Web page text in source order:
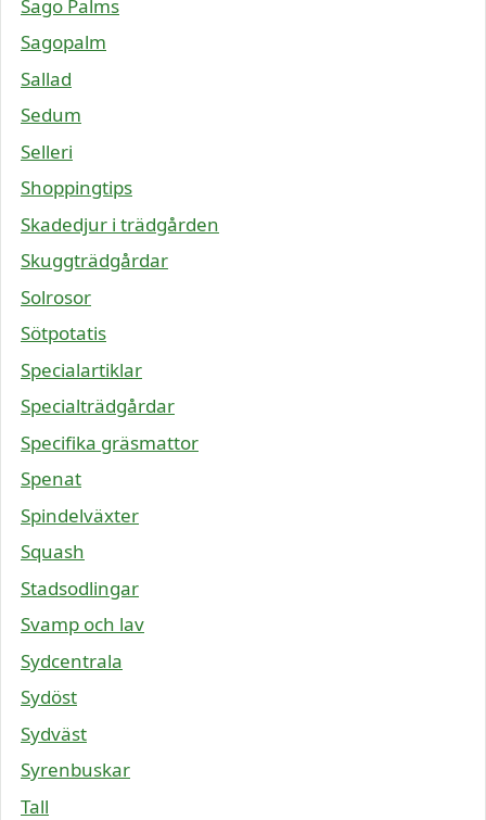
Sago Palms
Sagopalm
Sallad
Sedum
Selleri
Shoppingtips
Skadedjur i trädgården
Skuggträdgårdar
Solrosor
Sötpotatis
Specialartiklar
Specialträdgårdar
Specifika gräsmattor
Spenat
Spindelväxter
Squash
Stadsodlingar
Svamp och lav
Sydcentrala
Sydöst
Sydväst
Syrenbuskar
Tall